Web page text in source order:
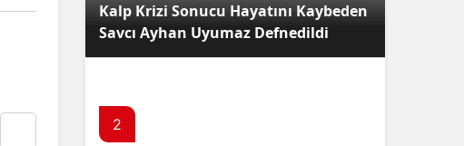
Kalp Krizi Sonucu Hayatını Kaybeden
Savcı Ayhan Uyumaz Defnedildi
2